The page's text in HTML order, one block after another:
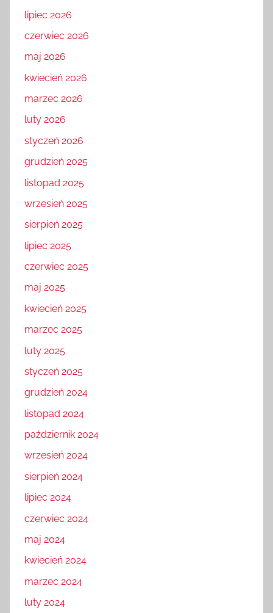
lipiec 2026
czerwiec 2026
maj 2026
kwiecień 2026
marzec 2026
luty 2026
styczeń 2026
grudzień 2025
listopad 2025
wrzesień 2025
sierpień 2025
lipiec 2025
czerwiec 2025
maj 2025
kwiecień 2025
marzec 2025
luty 2025
styczeń 2025
grudzień 2024
listopad 2024
październik 2024
wrzesień 2024
sierpień 2024
lipiec 2024
czerwiec 2024
maj 2024
kwiecień 2024
marzec 2024
luty 2024